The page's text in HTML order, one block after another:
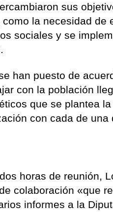
sus
como la necesidad de
sociales y se
han puesto de
con la población
que se plantea
con cada de
horas de reunión,
colaboración «que
informes a la